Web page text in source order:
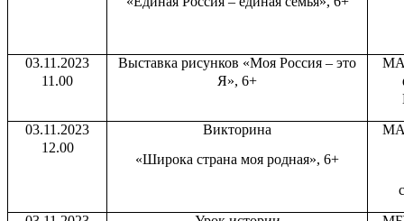
03.11.2023
11.00
Выставка рисунков «Моя Россия – это
Я», 6+
03.11.2023
12.00
Викторина
«Широка страна моя родная», 6+